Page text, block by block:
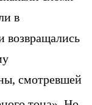
в
возвращались
смотревшей